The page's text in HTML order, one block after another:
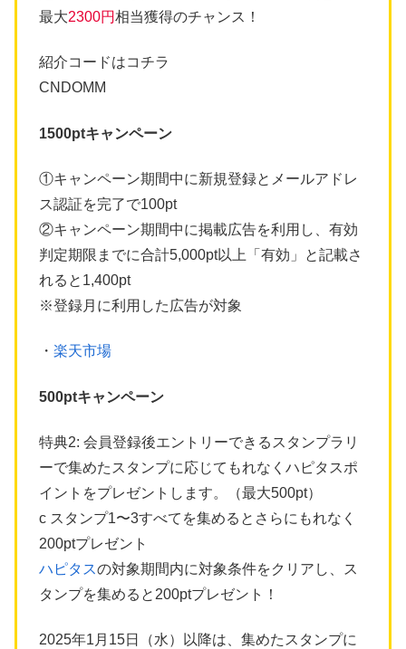
最大2300円相当獲得のチャンス！
紹介コードはコチラ
CNDOMM
1500ptキャンペーン
①キャンペーン期間中に新規登録とメールアドレ
ス認証を完了で100pt
②キャンペーン期間中に掲載広告を利用し、有効
判定期限までに合計5,000pt以上「有効」と記載さ
れると1,400pt
※登録月に利用した広告が対象
・ 楽天市場
500ptキャンペーン
特典2: 会員登録後エントリーできるスタンプラリ
ーで集めたスタンプに応じてもれなくハピタスポ
イントをプレゼントします。（最大500pt）
c スタンプ1〜3すべてを集めるとさらにもれなく
200ptプレゼント
ハピタスの対象期間内に対象条件をクリアし、ス
タンプを集めると200ptプレゼント！
2025年1月15日（水）以降は、集めたスタンプに